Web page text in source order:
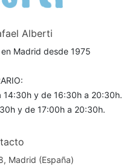
Alberti
Madrid desde 1975
14:30h y de 16:30h a 20:30h.
y de 17:00h a 20:30h.
Madrid (España)